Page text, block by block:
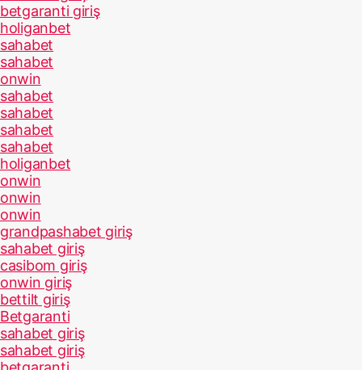
betgaranti giriş
holiganbet
sahabet
sahabet
onwin
sahabet
sahabet
sahabet
sahabet
holiganbet
onwin
onwin
onwin
grandpashabet giriş
sahabet giriş
casibom giriş
onwin giriş
bettilt giriş
Betgaranti
sahabet giriş
sahabet giriş